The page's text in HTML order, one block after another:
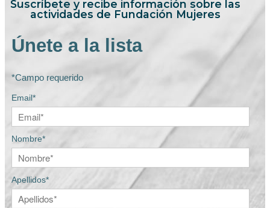
Suscríbete y recibe información sobre las
actividades de Fundación Mujeres
Únete a la lista
*Campo requerido
Email*
Nombre*
Apellidos*